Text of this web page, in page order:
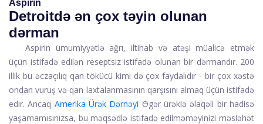
Aspirin
Detroitdə ən çox təyin olunan
dərman
Aspirin ümumiyyətlə ağrı, iltihab və atəşi müalicə etmək
üçün istifadə edilən reseptsiz istifadə olunan bir dərmandır. 200
illik bu əczaçılıq qan tökücü kimi də çox faydalıdır - bir çox xəstə
ondan vuruş və qan laxtalanmasının qarşısını almaq üçün istifadə
edir. Ancaq Amerika Ürək Dərnəyi Əgər ürəklə əlaqəli bir hadisə
yaşamamısınızsa, bu məqsədlə istifadə edilməməyinizi məsləhət